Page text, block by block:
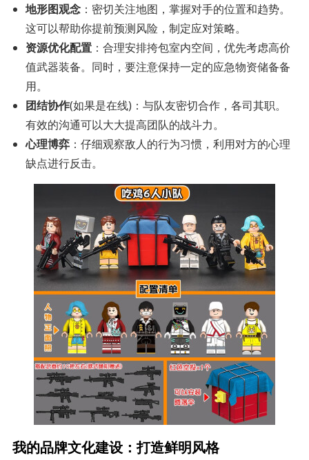
地形图观念 ：密切关注地图，掌握对手的位置和趋势。
这可以帮助你提前预测风险，制定应对策略。
资源优化配置 ：合理安排挎包室内空间，优先考虑高价
值武器装备。同时，要注意保持一定的应急物资储备备
用。
团结协作(如果是在线)：与队友密切合作，各司其职。
有效的沟通可以大大提高团队的战斗力。
心理博弈 ：仔细观察敌人的行为习惯，利用对方的心理
缺点进行反击。
我的品牌文化建设：打造鲜明风格